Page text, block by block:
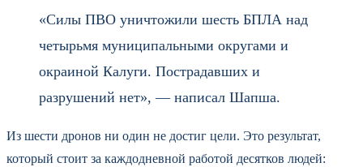
«Силы ПВО уничтожили шесть БПЛА над
четырьмя муниципальными округами и
окраиной Калуги. Пострадавших и
разрушений нет», — написал Шапша.
Из шести дронов ни один не достиг цели. Это результат,
который стоит за каждодневной работой десятков людей: